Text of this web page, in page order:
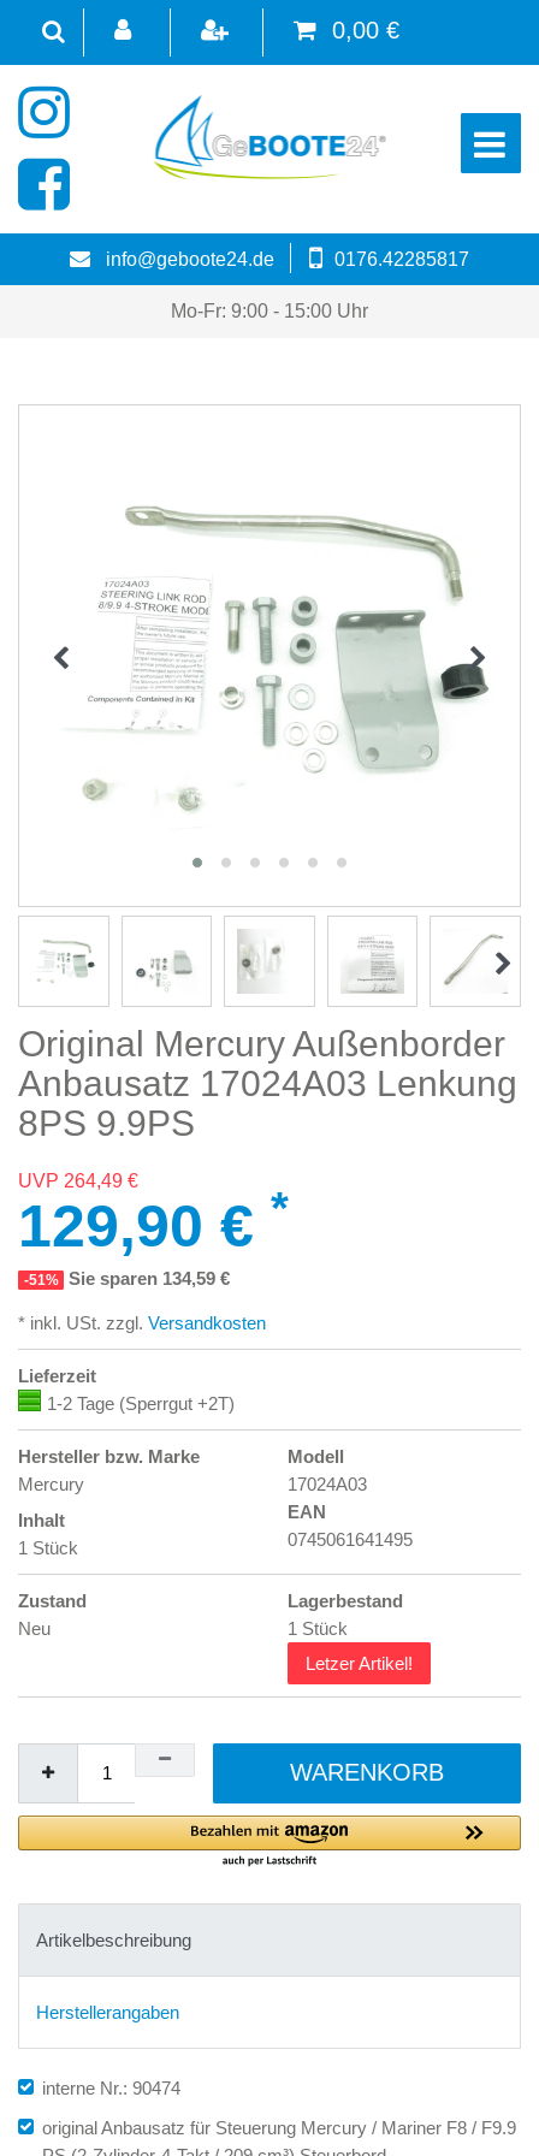
0,00 €
☰
info@geboote24.de 0176.42285817
Mo-Fr: 9:00 - 15:00 Uhr
Original Mercury Außenborder
Anbausatz 17024A03 Lenkung
8PS 9.9PS
UVP 264,49 €
129,90 € *
-51% Sie sparen 134,59 €
* inkl. USt. zzgl. Versandkosten
Lieferzeit
1-2 Tage (Sperrgut +2T)
Hersteller bzw. Marke
Mercury
Inhalt
1 Stück
Modell
17024A03
EAN
0745061641495
Zustand
Neu
Lagerbestand
1 Stück
Letzer Artikel!
WARENKORB
Artikelbeschreibung
Herstellerangaben
interne Nr.: 90474
original Anbausatz für Steuerung Mercury / Mariner F8 / F9.9